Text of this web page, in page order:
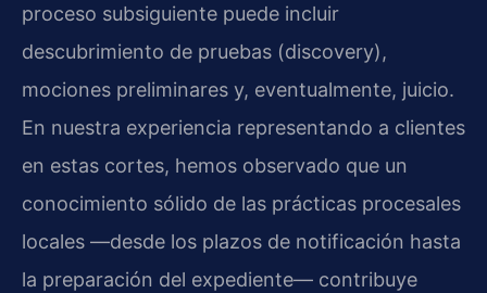
proceso subsiguiente puede incluir
descubrimiento de pruebas (discovery),
mociones preliminares y, eventualmente, juicio.
En nuestra experiencia representando a clientes
en estas cortes, hemos observado que un
conocimiento sólido de las prácticas procesales
locales —desde los plazos de notificación hasta
la preparación del expediente— contribuye